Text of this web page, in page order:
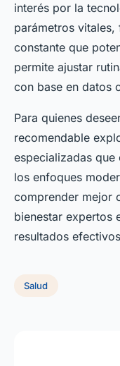
interés por la
parámetros
constante que
permite ajustar
con base en datos
Para quienes
recomendable
especializadas
los enfoques
comprender mejor
bienestar expertos
resultados
Salud